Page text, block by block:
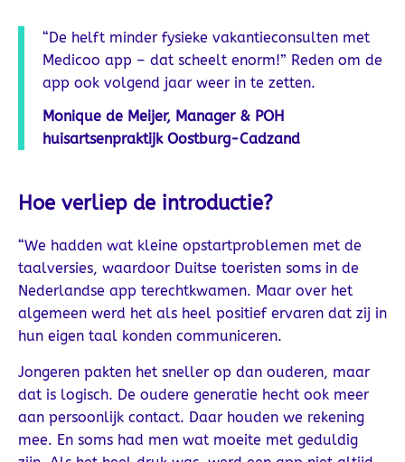
“De helft minder fysieke vakantieconsulten met
Medicoo app – dat scheelt enorm!” Reden om de
app ook volgend jaar weer in te zetten.
Monique de Meijer, Manager & POH
huisartsenpraktijk Oostburg-Cadzand
Hoe verliep de introductie?
“We hadden wat kleine opstartproblemen met de
taalversies, waardoor Duitse toeristen soms in de
Nederlandse app terechtkwamen. Maar over het
algemeen werd het als heel positief ervaren dat zij in
hun eigen taal konden communiceren.
Jongeren pakten het sneller op dan ouderen, maar
dat is logisch. De oudere generatie hecht ook meer
aan persoonlijk contact. Daar houden we rekening
mee. En soms had men wat moeite met geduldig